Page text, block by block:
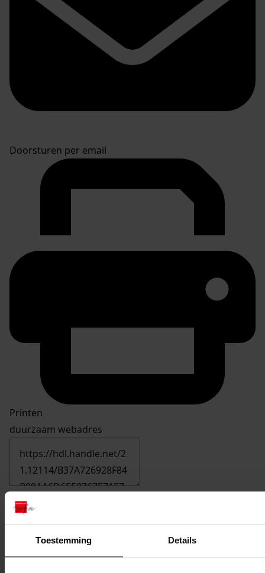
Toestemming Details
Doorsturen per email
Printen
duurzaam webadres
Inventaris
5501-5600
Plaatsen van een bijkeuken, 1991